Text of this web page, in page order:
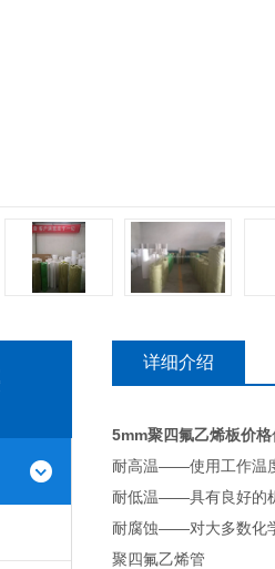
详细介绍
5mm聚四氟乙烯板价格
耐高温——使用工作温
耐低温——具有良好的
耐腐蚀——对大多数化
聚四氟乙烯管